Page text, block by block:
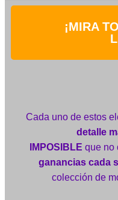
¡MIRA
Cada uno de estos
detalle
IMPOSIBLE que no
ganancias cada
colección de